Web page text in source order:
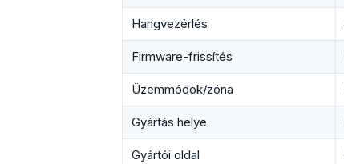
Hangvezérlés
Firmware-frissítés
Üzemmódok/zóna
Gyártás helye
Gyártói oldal